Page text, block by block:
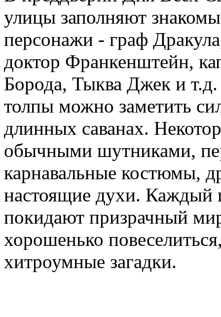
улицы заполняют
персонажи - граф
доктор Франкенштейн,
Борода, Тыква Джек и
толпы можно заметить
длинных саванах.
обычными шутниками,
карнавальные костюмы,
настоящие духи. Каждый
покидают призрачный
хорошенько
хитроумные загадки.